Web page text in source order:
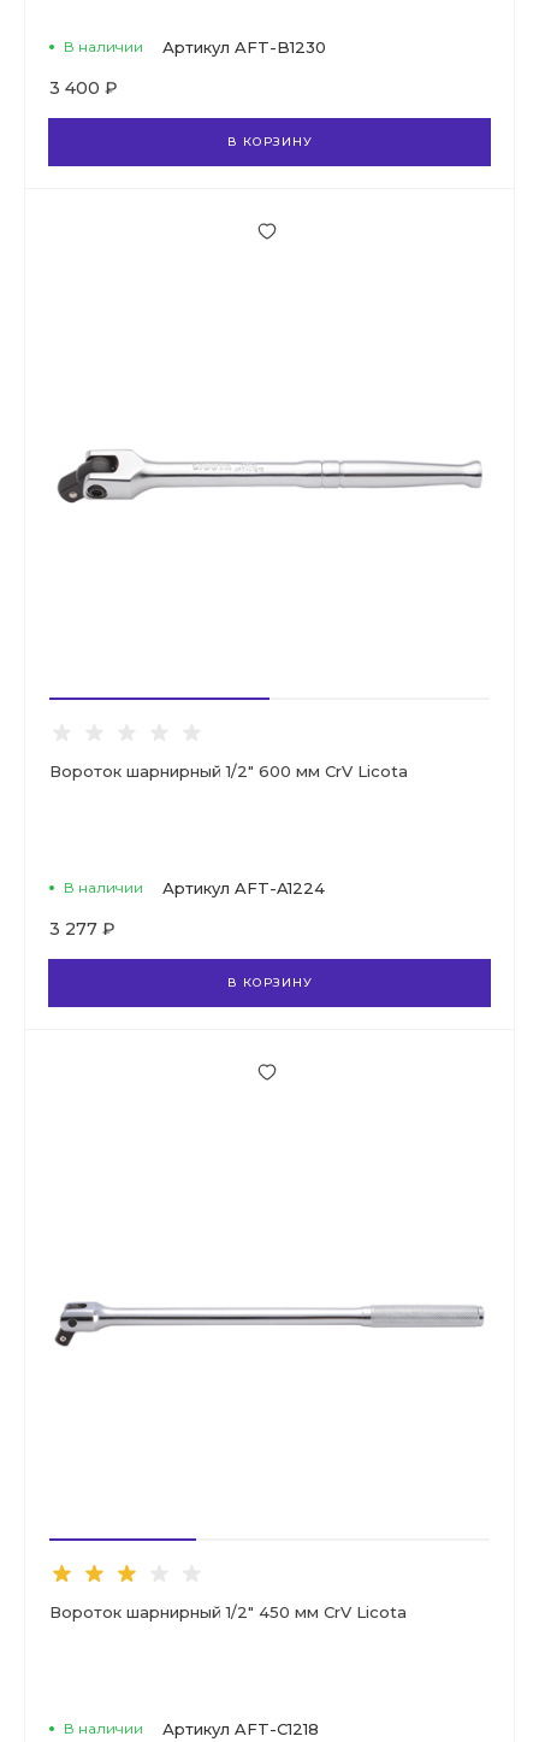
В наличии Артикул AFT-B1230
3 400 ₽
В КОРЗИНУ
Вороток шарнирный 1/2" 600 мм CrV Licota
В наличии Артикул AFT-A1224
3 277 ₽
В КОРЗИНУ
Вороток шарнирный 1/2" 450 мм CrV Licota
В наличии Артикул AFT-C1218